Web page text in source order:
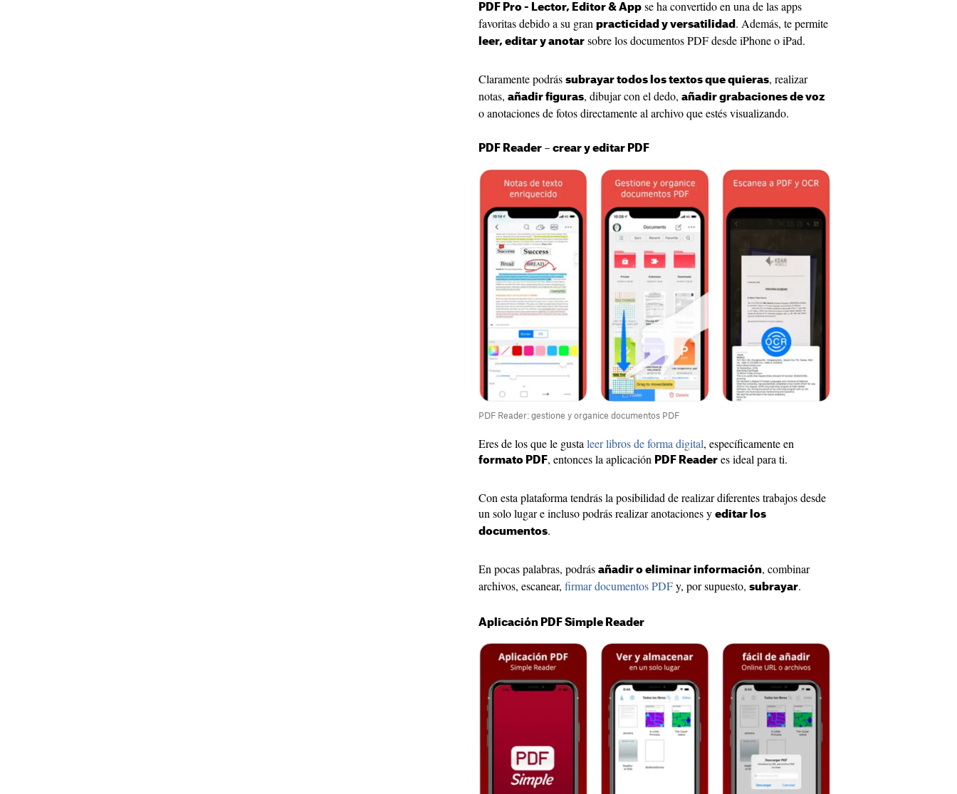
PDF Pro - Lector, Editor & App se ha convertido en una de las apps
favoritas debido a su gran practicidad y versatilidad . Además, te permite
leer, editar y anotar sobre los documentos PDF desde iPhone o iPad.
Claramente podrás subrayar todos los textos que quieras, realizar
notas, añadir figuras, dibujar con el dedo, añadir grabaciones de voz
o anotaciones de fotos directamente al archivo que estés visualizando.
PDF Reader－crear y editar PDF
PDF Reader: gestione y organice documentos PDF
Eres de los que le gusta leer libros de forma digital, específicamente en
formato PDF, entonces la aplicación PDF Reader es ideal para ti.
Con esta plataforma tendrás la posibilidad de realizar diferentes trabajos desde
un solo lugar e incluso podrás realizar anotaciones y editar los
documentos.
En pocas palabras, podrás añadir o eliminar información, combinar
archivos, escanear, firmar documentos PDFy, por supuesto, subrayar.
Aplicación PDF Simple Reader